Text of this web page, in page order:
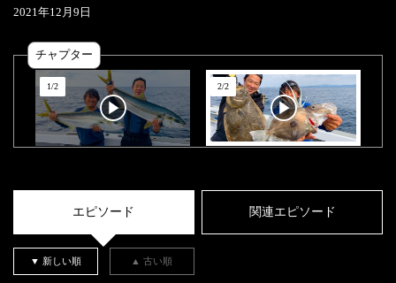
2021年12 月 9 日
チャプター
1/2 2/2
エピソード 関連エピソード
▼ 新しい順 ▲ 古い順